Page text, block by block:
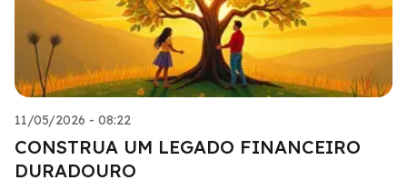
11/05/2026 - 08:22
CONSTRUA UM LEGADO FINANCEIRO
DURADOURO